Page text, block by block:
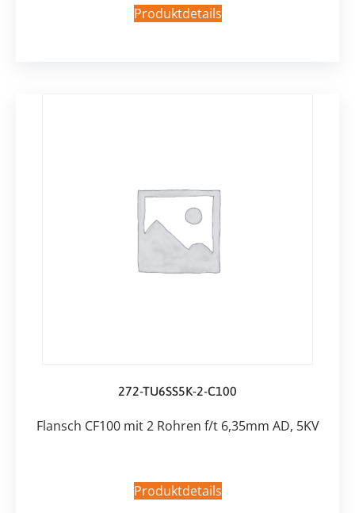
Produktdetails
272-TU6SS5K-2-C100
Flansch CF100 mit 2 Rohren f/t 6,35mm AD, 5KV
Produktdetails